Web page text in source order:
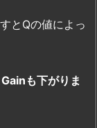
とQの値によっ
も下がりま